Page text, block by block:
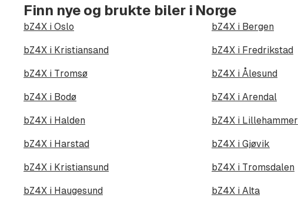
Finn nye og brukte biler i Norge
bZ4X i Oslo bZ4X i Bergen
bZ4X i Kristiansand bZ4X i Fredrikstad
bZ4X i Tromsø bZ4X i Ålesund
bZ4X i Bodø bZ4X i Arendal
bZ4X i Halden bZ4X i Lillehammer
bZ4X i Harstad bZ4X i Gjøvik
bZ4X i Kristiansund bZ4X i Tromsdalen
bZ4X i Haugesund bZ4X i Alta